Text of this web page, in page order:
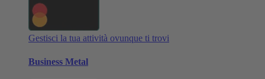
Gestisci la tua attività ovunque ti trovi
Business Metal